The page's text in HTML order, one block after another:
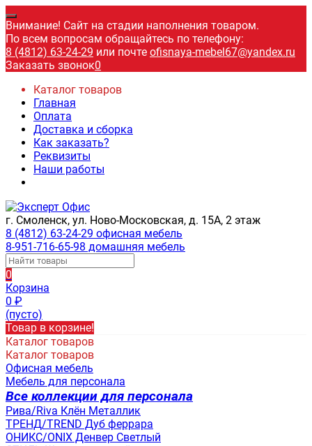
Внимание! Сайт на стадии наполнения товаром.
По всем вопросам обращайтесь по телефону:
8 (4812) 63-24-29 или почте ofisnaya-mebel67@yandex.ru
Заказать звонок0
Каталог товаров
Главная
Оплата
Доставка и сборка
Как заказать?
Реквизиты
Наши работы
г. Смоленск, ул. Ново-Московская, д. 15А, 2 этаж
8 (4812) 63-24-29 офисная мебель
8-951-716-65-98 домашняя мебель
0
Корзина
0 ₽
(пусто)
Товар в корзине!
Каталог товаров
Каталог товаров
Офисная мебель
Мебель для персонала
Все коллекции для персонала
Рива/Riva Клён Металлик
ТРЕНД/TREND Дуб феррара
ОНИКС/ONIX Денвер Светлый